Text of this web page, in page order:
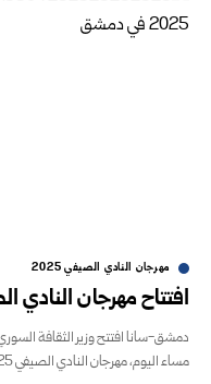
مهرجان النادي الصيفي 2025
افتتاح مهرجان النادي الصيفي
دمشق-سانا افتتح وزير الثقافة
مساء اليوم، مهرجان النادي الصيفي 2025 ضمن فعاليات “دمشق…